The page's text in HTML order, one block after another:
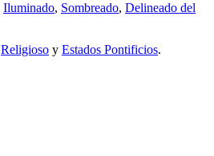
Iluminado, Sombreado, Delineado del
Religioso y Estados Pontificios.